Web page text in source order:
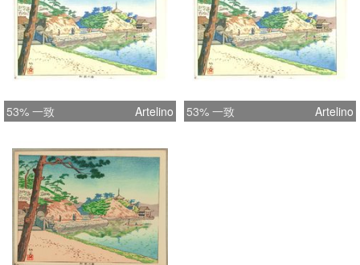
53% 一致 Artelino 53% 一致 Artelino